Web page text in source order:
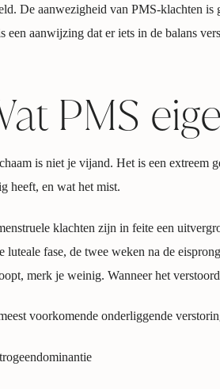
De aanwezigheid van PMS-klachten
een aanwijzing dat er iets in de balans
PMS
is niet je vijand. Het is een extreem
heeft, en wat het mist.
klachten zijn in feite een
luteale fase, de twee weken na de
merk je weinig. Wanneer het
voorkomende onderliggende